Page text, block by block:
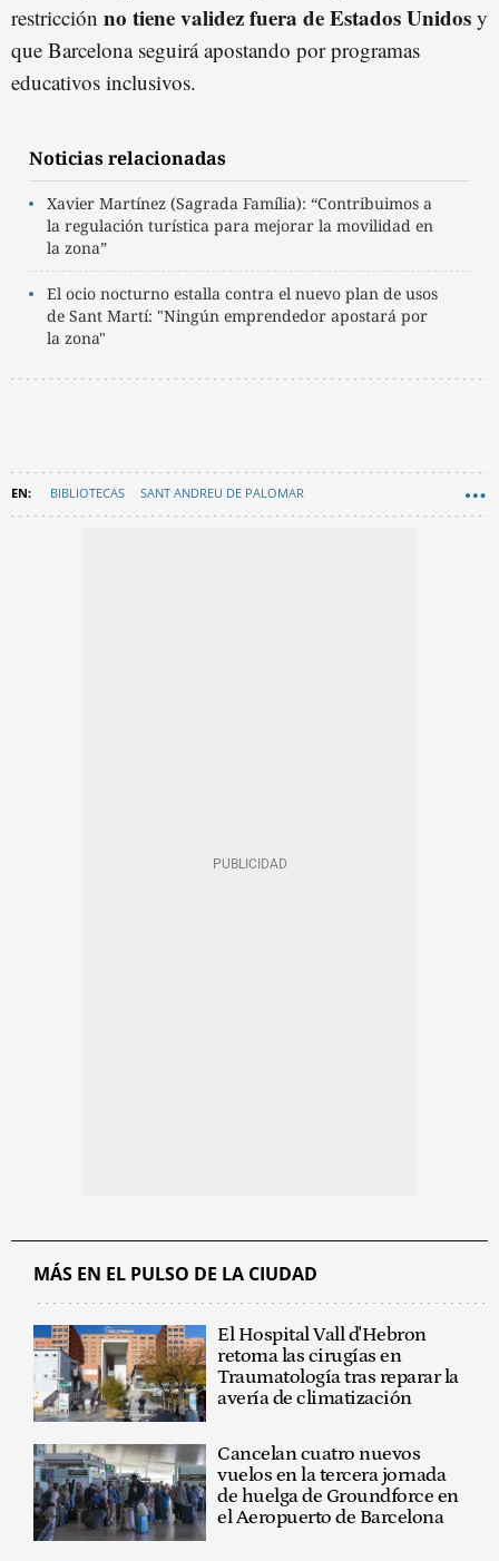
restricción no tiene validez fuera de Estados Unidos y
que Barcelona seguirá apostando por programas
educativos inclusivos.
Noticias relacionadas
Xavier Martínez (Sagrada Família): “Contribuimos a
la regulación turística para mejorar la movilidad en
la zona”
El ocio nocturno estalla contra el nuevo plan de usos
de Sant Martí: "Ningún emprendedor apostará por
la zona"
BIBLIOTECAS SANT ANDREU DE PALOMAR
MÁS EN EL PULSO DE LA CIUDAD
El Hospital Vall d'Hebron
retoma las cirugías en
Traumatología tras reparar la
avería de climatización
Cancelan cuatro nuevos
vuelos en la tercera jornada
de huelga de Groundforce en
el Aeropuerto de Barcelona